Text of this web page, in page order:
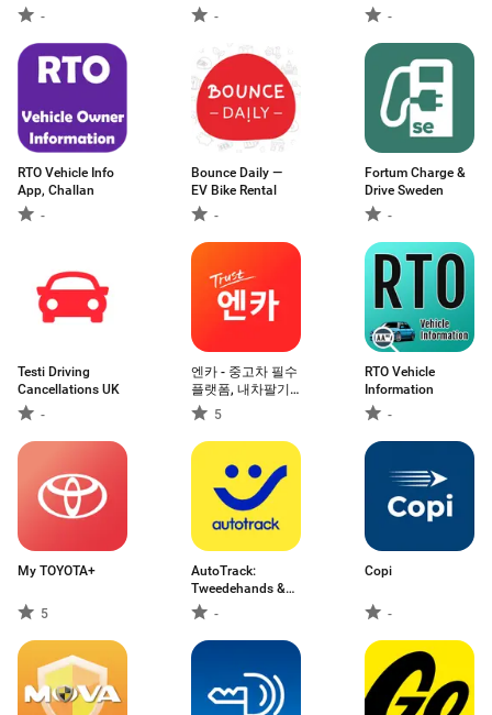
-
-
-
RTO Vehicle Info
App, Challan
-
Bounce Daily —
EV Bike Rental
-
Fortum Charge &
Drive Sweden
-
Testi Driving
Cancellations UK
-
엔카 - 중고차 필수
플랫폼, 내차팔기,
내차시세
5
RTO Vehicle
Information
-
My TOYOTA+
5
AutoTrack:
Tweedehands &
Nieuw
-
Copi
-